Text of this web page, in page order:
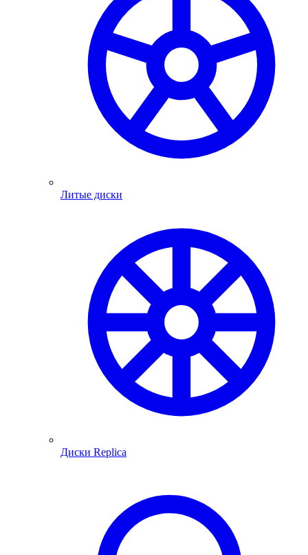
Литые диски
Диски Replica